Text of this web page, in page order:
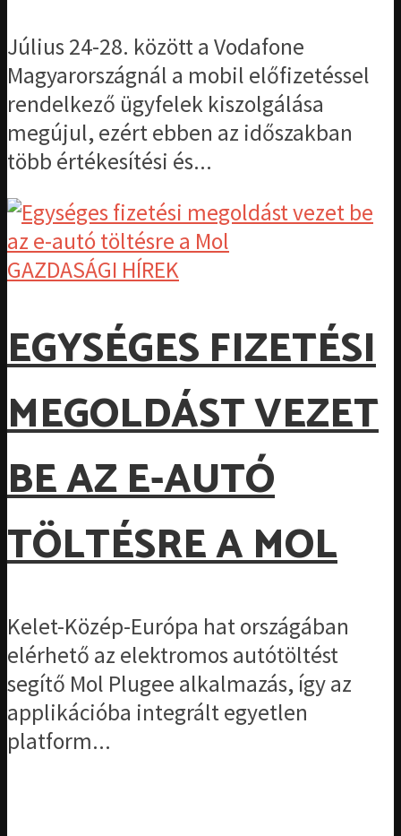
Július 24-28. között a Vodafone
Magyarországnál a mobil előfizetéssel
rendelkező ügyfelek kiszolgálása
megújul, ezért ebben az időszakban
több értékesítési és...
GAZDASÁGI HÍREK
EGYSÉGES FIZETÉSI
MEGOLDÁST VEZET
BE AZ E-AUTÓ
TÖLTÉSRE A MOL
Kelet-Közép-Európa hat országában
elérhető az elektromos autótöltést
segítő Mol Plugee alkalmazás, így az
applikációba integrált egyetlen
platform...